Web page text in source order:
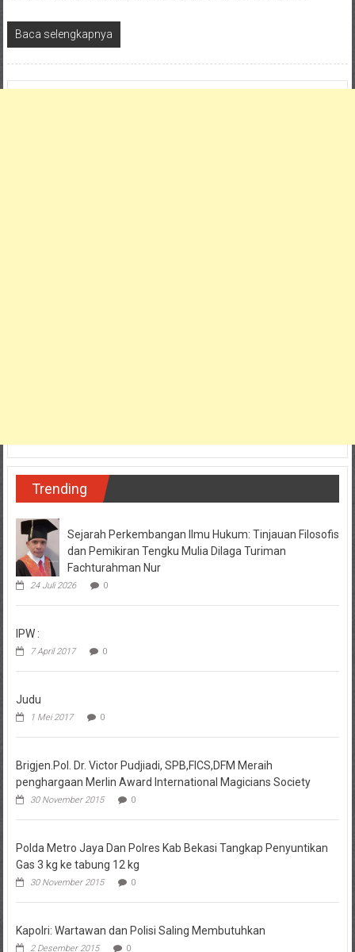
Baca selengkapnya
Trending
Sejarah Perkembangan Ilmu Hukum: Tinjauan Filosofis
dan Pemikiran Tengku Mulia Dilaga Turiman
Fachturahman Nur
24 Juli 2026 0
IPW :
7 April 2017 0
Judu
1 Mei 2017 0
Brigjen.Pol. Dr. Victor Pudjiadi, SPB,FICS,DFM Meraih
penghargaan Merlin Award International Magicians Society
30 November 2015 0
Polda Metro Jaya Dan Polres Kab Bekasi Tangkap Penyuntikan
Gas 3 kg ke tabung 12 kg
30 November 2015 0
Kapolri: Wartawan dan Polisi Saling Membutuhkan
2 Desember 2015 0